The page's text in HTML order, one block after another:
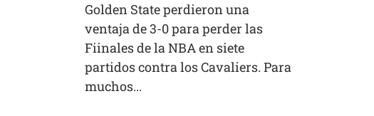
Golden State perdieron una
ventaja de 3-0 para perder las
Fiinales de la NBA en siete
partidos contra los Cavaliers. Para
muchos...